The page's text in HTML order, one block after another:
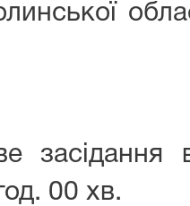
засідання
00 хв.